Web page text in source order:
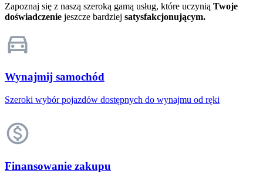
Zapoznaj się z naszą szeroką gamą usług, które uczynią Twoje
doświadczenie jeszcze bardziej satysfakcjonującym.
Wynajmij samochód
Szeroki wybór pojazdów dostępnych do wynajmu od ręki
Finansowanie zakupu